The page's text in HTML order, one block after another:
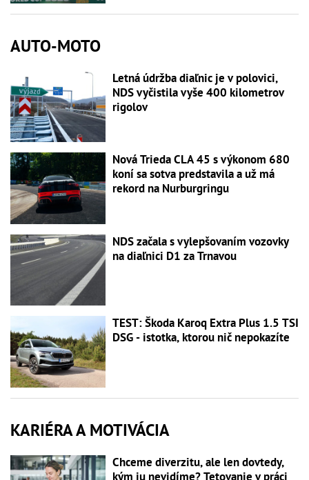
AUTO-MOTO
Letná údržba diaľnic je v polovici,
NDS vyčistila vyše 400 kilometrov
rigolov
Nová Trieda CLA 45 s výkonom 680
koní sa sotva predstavila a už má
rekord na Nurburgringu
NDS začala s vylepšovaním vozovky
na diaľnici D1 za Trnavou
TEST: Škoda Karoq Extra Plus 1.5 TSI
DSG - istotka, ktorou nič nepokazíte
KARIÉRA A MOTIVÁCIA
Chceme diverzitu, ale len dovtedy,
kým ju nevidíme? Tetovanie v práci